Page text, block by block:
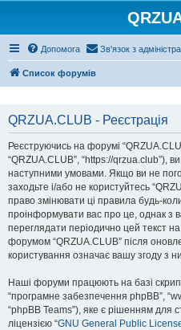
Допомога Зв'язок з
Список форумів
QRZUA.CLUB - Реєстрація
Реєструючись на форумі
“QRZUA.CLUB”, “https://qrzua.club”),
наступними умовами. Якщо ви не
заходьте і/або не користуйтесь
право змінювати ці правила будь-
проінформувати вас про це, однак з
переглядати періодично цей текст
форумом “QRZUA.CLUB” після
користування означає вашу згоду з
Наші форуми працюють на базі
“програмне забезпечення phpBB”,
“phpBB Teams”), яке є рішенням для
ліцензією “GNU General Public